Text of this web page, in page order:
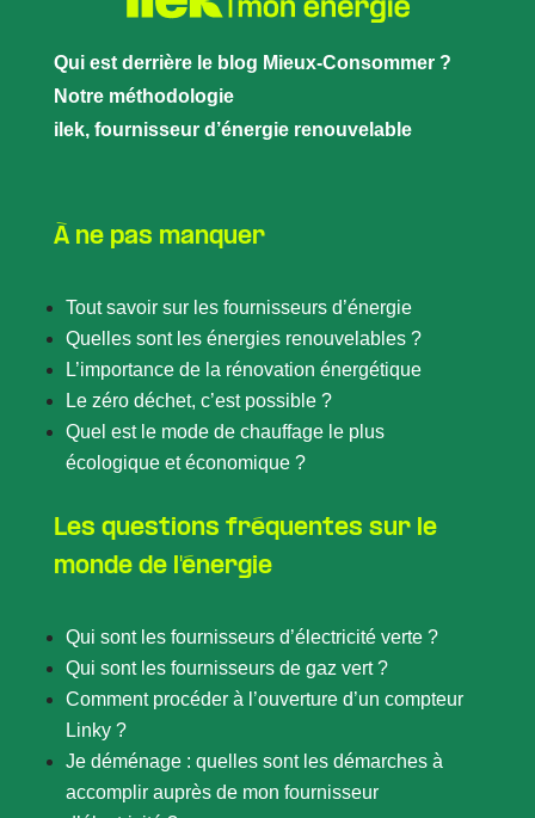
Qui est derrière le blog Mieux-Consommer ?
Notre méthodologie
ilek, fournisseur d’énergie renouvelable
À ne pas manquer
Tout savoir sur les fournisseurs d’énergie
Quelles sont les énergies renouvelables ?
L’importance de la rénovation énergétique
Le zéro déchet, c’est possible ?
Quel est le mode de chauffage le plus
écologique et économique ?
Les questions fréquentes sur le
monde de l'énergie
Qui sont les fournisseurs d’électricité verte ?
Qui sont les fournisseurs de gaz vert ?
Comment procéder à l’ouverture d’un compteur
Linky ?
Je déménage : quelles sont les démarches à
accomplir auprès de mon fournisseur